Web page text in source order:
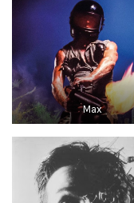
Max